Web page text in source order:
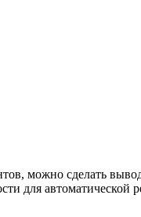
можно сделать
для автоматической